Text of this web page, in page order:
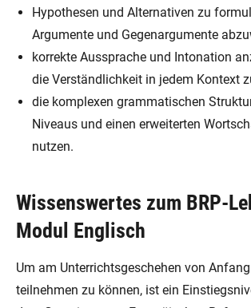
Hypothesen und Alternativen zu
Argumente und Gegenargumente
korrekte Aussprache und Intonation
die Verständlichkeit in jedem Kontext
die komplexen grammatischen
Niveaus und einen erweiterten
nutzen.
Wissenswertes zum BRP-
Modul Englisch
Um am Unterrichtsgeschehen von
teilnehmen zu können, ist ein